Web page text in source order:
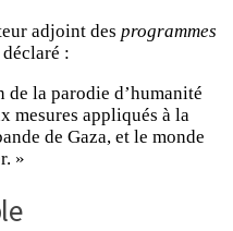
adjoint des programmes
déclaré :
de la parodie d’humanité
mesures appliqués à la
de Gaza, et le monde
»